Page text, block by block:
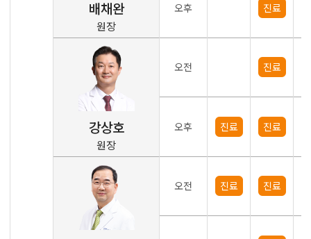
배채완
원장
오후 진료
강상호
원장
오전 진료
오후 진료 진료
오전 진료 진료